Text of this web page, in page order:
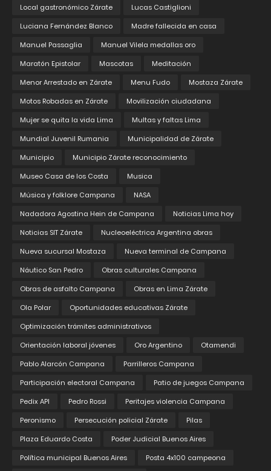
Local gastronómico Zárate
Lucas Castiglioni
Luciana Fernández Blanco
Madre fallecida en casa
Manuel Passaglia
Manuel Vilela medallas oro
Maratón Epistolar
Mascotas
Meditación
Menor Arrestado en Zárate
Menu Fudo
Mostaza Zárate
Motos Robadas en Zárate
Movilización ciudadana
Mujer se quita la vida Lima
Multas y faltas Lima
Mundial Juvenil Rumania
Municipalidad de Zárate
Municipio
Municipio Zárate reconocimiento
Museo Casa de los Costa
Musica
Música y folklore Campana
NASA
Nadadora Agostina Hein de Campana
Noticias Lima hoy
Noticias SIT Zárate
Nucleoeléctrica Argentina obras
Nueva sucursal Mostaza
Nueva terminal de Campana
Náutico San Pedro
Obras culturales Campana
Obras de asfalto Campana
Obras en Lima Zárate
Ola Polar
Oportunidades educativas Zárate
Optimización trámites administrativos
Orientación laboral jóvenes
Oro Argentino
Otamendi
Pablo Alarcón Campana
Parrilleros Campana
Participación electoral Campana
Patio de juegos Campana
Pedix API
Pedro Rossi
Peritajes violencia Campana
Peronismo
Persecución policial Zárate
Pilas
Plaza Eduardo Costa
Poder Judicial Buenos Aires
Política municipal Buenos Aires
Posta 4x100 campeona